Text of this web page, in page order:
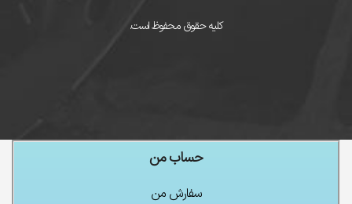
کلیه حقوق محفوظ است.
حساب من
سفارش من